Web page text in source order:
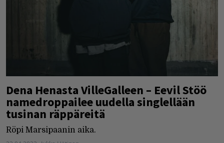
Dena Henasta VilleGalleen – Eevil Stöö
namedroppailee uudella singlellään
tusinan räppäreitä
Röpi Marsipaanin aika.